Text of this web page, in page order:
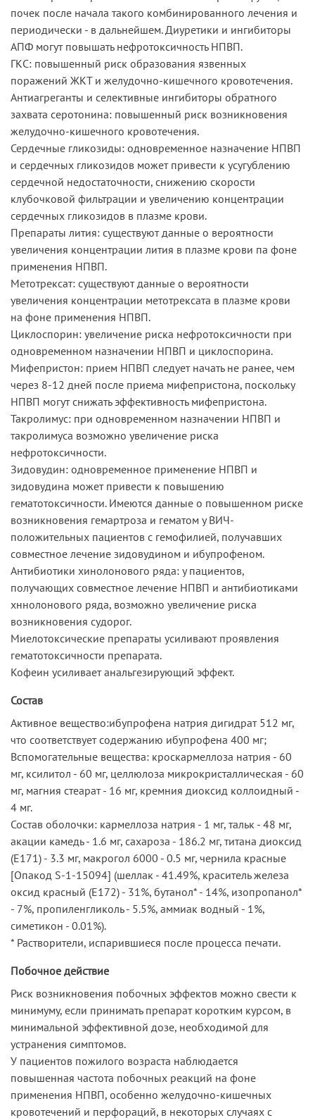
почек после начала такого комбинированного лечения и
периодически - в дальнейшем. Диуретики и ингибиторы
АПФ могут повышать нефротоксичность НПВП.
ГКС: повышенный риск образования язвенных
поражений ЖКТ и желудочно-кишечного кровотечения.
Антиагреганты и селективные ингибиторы обратного
захвата серотонина: повышенный риск возникновения
желудочно-кишечного кровотечения.
Сердечные гликозиды: одновременное назначение НПВП
и сердечных гликозидов может привести к усугублению
сердечной недостаточности, снижению скорости
клубочковой фильтрации и увеличению концентрации
сердечных гликозидов в плазме крови.
Препараты лития: существуют данные о вероятности
увеличения концентрации лития в плазме крови па фоне
применения НПВП.
Метотрексат: существуют данные о вероятности
увеличения концентрации метотрексата в плазме крови
на фоне применения НПВП.
Циклоспорин: увеличение риска нефротоксичности при
одновременном назначении НПВП и циклоспорина.
Мифепристон: прием НПВП следует начать не ранее, чем
через 8-12 дней после приема мифепристона, поскольку
НПВП могут снижать эффективность мифепристона.
Такролимус: при одновременном назначении НПВП и
такролимуса возможно увеличение риска
нефротоксичности.
Зидовудин: одновременное применение НПВП и
зидовудина может привести к повышению
гематотоксичности. Имеются данные о повышенном риске
возникновения гемартроза и гематом у ВИЧ-
положительных пациентов с гемофилией, получавших
совместное лечение зидовудином и ибупрофеном.
Антибиотики хинолонового ряда: у пациентов,
получающих совместное лечение НПВП и антибиотиками
хннолонового ряда, возможно увеличение риска
возникновения судорог.
Миелотоксические препараты усиливают проявления
гематотоксичности препарата.
Кофеин усиливает анальгезирующий эффект.
Состав
Активное вещество:ибупрофена натрия дигидрат 512 мг,
что соответствует содержанию ибупрофена 400 мг;
Вспомогательные вещества: кроскармеллоза натрия - 60
мг, ксилитол - 60 мг, целлюлоза микрокристаллическая - 60
мг, магния стеарат - 16 мг, кремния диоксид коллоидный -
4 мг.
Состав оболочки: кармеллоза натрия - 1 мг, тальк - 48 мг,
акации камедь - 1.6 мг, сахароза - 186.2 мг, титана диоксид
(Е171) - 3.3 мг, макрогол 6000 - 0.5 мг, чернила красные
[Опакод S-1-15094] (шеллак - 41.49%, краситель железа
оксид красный (Е172) - 31%, бутанол* - 14%, изопропанол*
- 7%, пропиленгликоль - 5.5%, аммиак водный - 1%,
симетикон - 0.01%).
* Растворители, испарившиеся после процесса печати.
Побочное действие
Риск возникновения побочных эффектов можно свести к
минимуму, если принимать препарат коротким курсом, в
минимальной эффективной дозе, необходимой для
устранения симптомов.
У пациентов пожилого возраста наблюдается
повышенная частота побочных реакций на фоне
применения НПВП, особенно желудочно-кишечных
кровотечений и перфораций, в некоторых случаях с